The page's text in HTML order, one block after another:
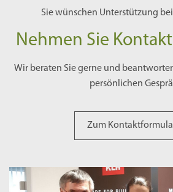
Sie wünschen Unterstützung
Nehmen Sie
Wir beraten Sie gerne und
persönlichen
Zum